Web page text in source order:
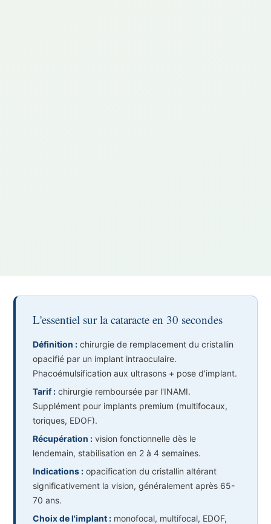
L'essentiel sur la cataracte en 30 secondes
Définition : chirurgie de remplacement du cristallin
opacifié par un implant intraoculaire.
Phacoémulsification aux ultrasons + pose d'implant.
Tarif : chirurgie remboursée par l'INAMI.
Supplément pour implants premium (multifocaux,
toriques, EDOF).
Récupération : vision fonctionnelle dès le
lendemain, stabilisation en 2 à 4 semaines.
Indications : opacification du cristallin altérant
significativement la vision, généralement après 65-
70 ans.
Choix de l'implant : monofocal, multifocal, EDOF,